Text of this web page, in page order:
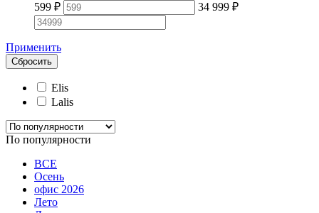
599 ₽ 34 999 ₽
Применить
Сбросить
Elis
Lalis
По популярности
ВСЕ
Осень
офис 2026
Лето